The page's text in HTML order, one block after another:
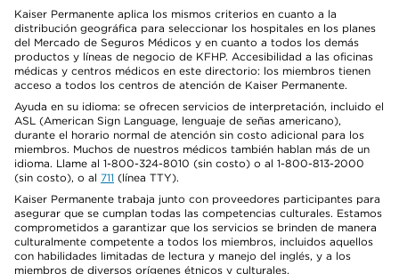
Kaiser Permanente aplica los mismos criterios en cuanto a la
distribución geográfica para seleccionar los hospitales en los planes
del Mercado de Seguros Médicos y en cuanto a todos los demás
productos y líneas de negocio de KFHP. Accesibilidad a las oficinas
médicas y centros médicos en este directorio: los miembros tienen
acceso a todos los centros de atención de Kaiser Permanente.
Ayuda en su idioma: se ofrecen servicios de interpretación, incluido el
ASL (American Sign Language, lenguaje de señas americano),
durante el horario normal de atención sin costo adicional para los
miembros. Muchos de nuestros médicos también hablan más de un
idioma. Llame al 1-800-324-8010 (sin costo) o al 1-800-813-2000
(sin costo), o al 711 (línea TTY).
Kaiser Permanente trabaja junto con proveedores participantes para
asegurar que se cumplan todas las competencias culturales. Estamos
comprometidos a garantizar que los servicios se brinden de manera
culturalmente competente a todos los miembros, incluidos aquellos
con habilidades limitadas de lectura y manejo del inglés, y a los
miembros de diversos orígenes étnicos y culturales.